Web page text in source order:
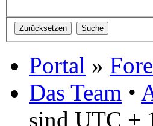
Portal »
Das Team •
sind UTC +